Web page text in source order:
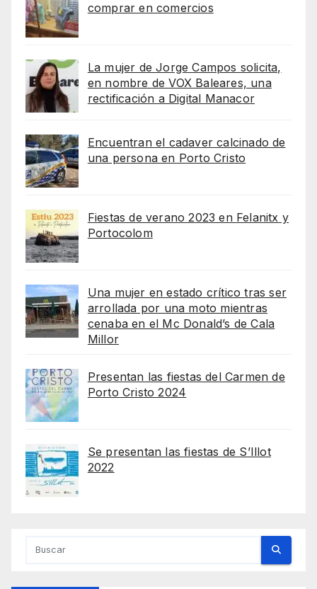
comprar en comercios
La mujer de Jorge Campos solicita,
en nombre de VOX Baleares, una
rectificación a Digital Manacor
Encuentran el cadaver calcinado de
una persona en Porto Cristo
Fiestas de verano 2023 en Felanitx y
Portocolom
Una mujer en estado crítico tras ser
arrollada por una moto mientras
cenaba en el Mc Donald’s de Cala
Millor
Presentan las fiestas del Carmen de
Porto Cristo 2024
Se presentan las fiestas de S’Illot
2022